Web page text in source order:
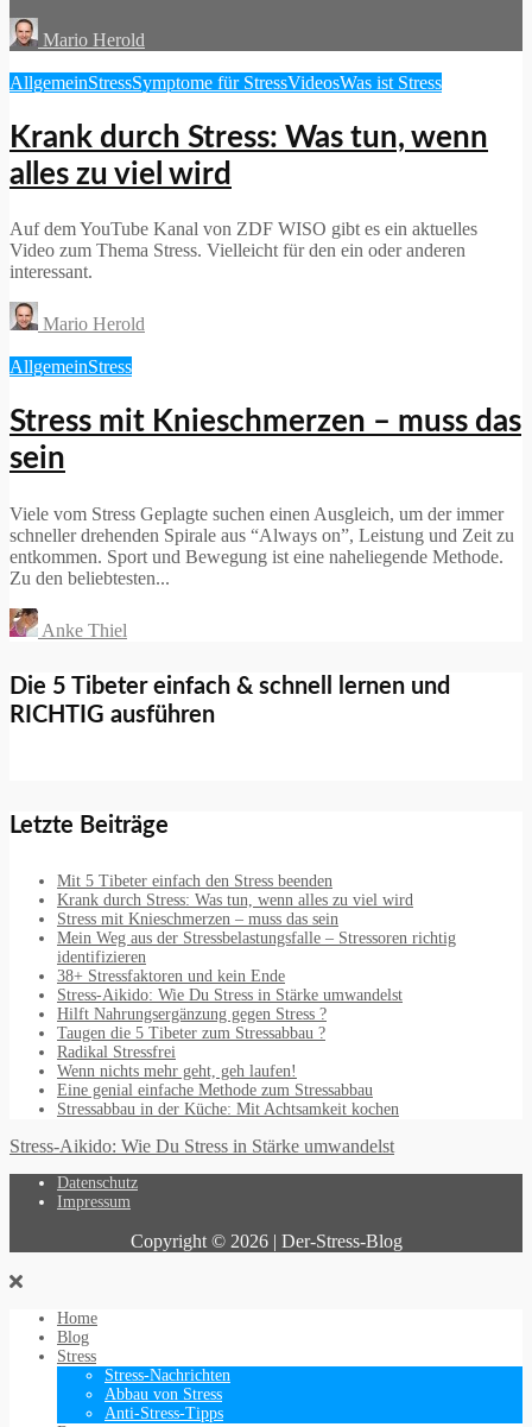
Mario Herold
AllgemeinStressSymptome für StressVideosWas ist Stress
Krank durch Stress: Was tun, wenn
alles zu viel wird
Auf dem YouTube Kanal von ZDF WISO gibt es ein aktuelles
Video zum Thema Stress. Vielleicht für den ein oder anderen
interessant.
Mario Herold
AllgemeinStress
Stress mit Knieschmerzen – muss das
sein
Viele vom Stress Geplagte suchen einen Ausgleich, um der immer
schneller drehenden Spirale aus “Always on”, Leistung und Zeit zu
entkommen. Sport und Bewegung ist eine naheliegende Methode.
Zu den beliebtesten...
Anke Thiel
Die 5 Tibeter einfach & schnell lernen und
RICHTIG ausführen
Letzte Beiträge
Mit 5 Tibeter einfach den Stress beenden
Krank durch Stress: Was tun, wenn alles zu viel wird
Stress mit Knieschmerzen – muss das sein
Mein Weg aus der Stressbelastungsfalle – Stressoren richtig
identifizieren
38+ Stressfaktoren und kein Ende
Stress-Aikido: Wie Du Stress in Stärke umwandelst
Hilft Nahrungsergänzung gegen Stress ?
Taugen die 5 Tibeter zum Stressabbau ?
Radikal Stressfrei
Wenn nichts mehr geht, geh laufen!
Eine genial einfache Methode zum Stressabbau
Stressabbau in der Küche: Mit Achtsamkeit kochen
Stress-Aikido: Wie Du Stress in Stärke umwandelst
Datenschutz
Impressum
Copyright © 2026 | Der-Stress-Blog
Home
Blog
Stress
Stress-Nachrichten
Abbau von Stress
Anti-Stress-Tipps